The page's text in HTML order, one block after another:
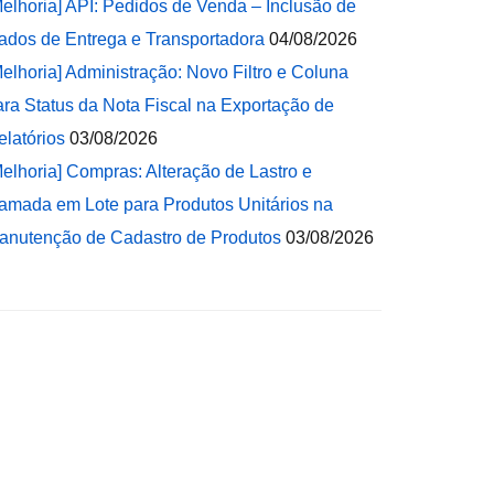
API: Pedidos de Venda – Inclusão de
de Entrega e Transportadora 04/08/2026
Administração: Novo Filtro e Coluna
Status da Nota Fiscal na Exportação de
03/08/2026
Compras: Alteração de Lastro e
em Lote para Produtos Unitários na
de Cadastro de Produtos 03/08/2026